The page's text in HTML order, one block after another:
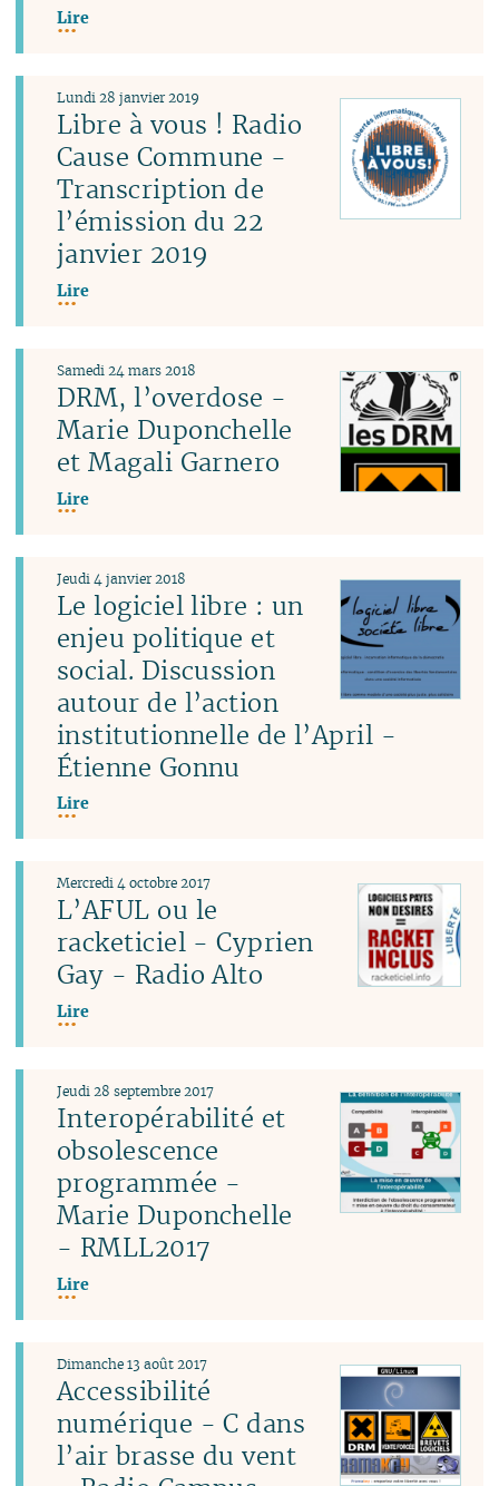
Lire
Libre à vous ! Radio
Cause Commune -
Transcription de
l’émission du 22
janvier 2019
Lundi 28 janvier 2019
Lire
DRM, l’overdose -
Marie Duponchelle
et Magali Garnero
Samedi 24 mars 2018
Lire
Le logiciel libre : un
enjeu politique et
social. Discussion
autour de l’action
institutionnelle de l’April -
Étienne Gonnu
Jeudi 4 janvier 2018
Lire
L’AFUL ou le
racketiciel - Cyprien
Gay - Radio Alto
Mercredi 4 octobre 2017
Lire
Interopérabilité et
obsolescence
programmée -
Marie Duponchelle
- RMLL2017
Jeudi 28 septembre 2017
Lire
Accessibilité
numérique - C dans
l’air brasse du vent
Dimanche 13 août 2017